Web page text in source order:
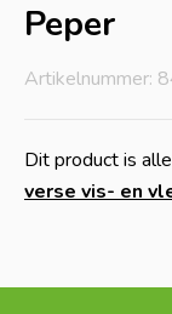
Peper
Artikelnummer:
Dit product is
verse vis- en